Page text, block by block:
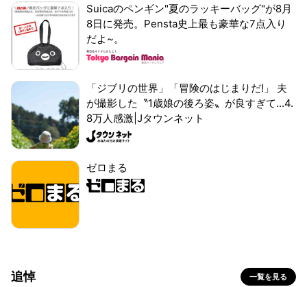
Suicaのペンギン"夏のラッキーバッグ"が8月
8日に発売。Pensta史上最も豪華な7点入り
だよ~。
「ジブリの世界」「冒険のはじまりだ!」 夫
が撮影した〝1歳娘の後ろ姿〟が良すぎて...4.
8万人感激|Jタウンネット
ゼロまる
追悼 一覧を見る